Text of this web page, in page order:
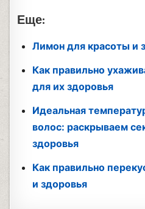
Еще:
Лимон для красоты и
Как правильно
для их здоровья
Идеальная
волос: раскрываем
здоровья
Как правильно
и здоровья